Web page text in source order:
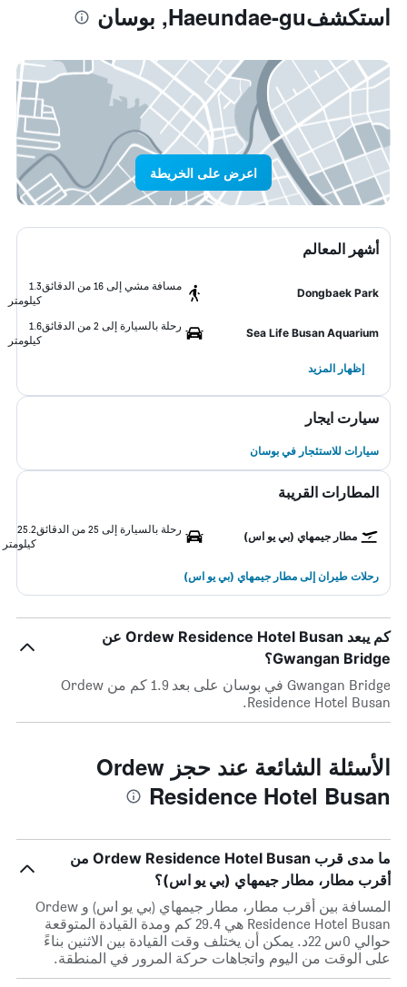
استكشفHaeundae-gu, بوسان
اعرض على الخريطة
أشهر المعالم
Dongbaek Park
مسافة مشي إلى 16 من الدقائق
1.3
كيلومتر
Sea Life Busan Aquarium
رحلة بالسيارة إلى 2 من الدقائق
1.6
كيلومتر
إظهار المزيد
سيارت ايجار
سيارات للاستئجار في بوسان
المطارات القريبة
مطار جيمهاي (بي يو اس)
رحلة بالسيارة إلى 25 من الدقائق
25.2
كيلومتر
رحلات طيران إلى مطار جيمهاي (بي يو اس)
كم يبعد Ordew Residence Hotel Busan عن
Gwangan Bridge؟
Gwangan Bridge في بوسان على بعد 1.9 كم من Ordew
Residence Hotel Busan.
الأسئلة الشائعة عند حجز Ordew
Residence Hotel Busan
ما مدى قرب Ordew Residence Hotel Busan من
أقرب مطار، مطار جيمهاي (بي يو اس)؟
المسافة بين أقرب مطار، مطار جيمهاي (بي يو اس) و Ordew
Residence Hotel Busan هي 29.4 كم ومدة القيادة المتوقعة
حوالي 0س 22د. يمكن أن يختلف وقت القيادة بين الاثنين بناءً
على الوقت من اليوم واتجاهات حركة المرور في المنطقة.